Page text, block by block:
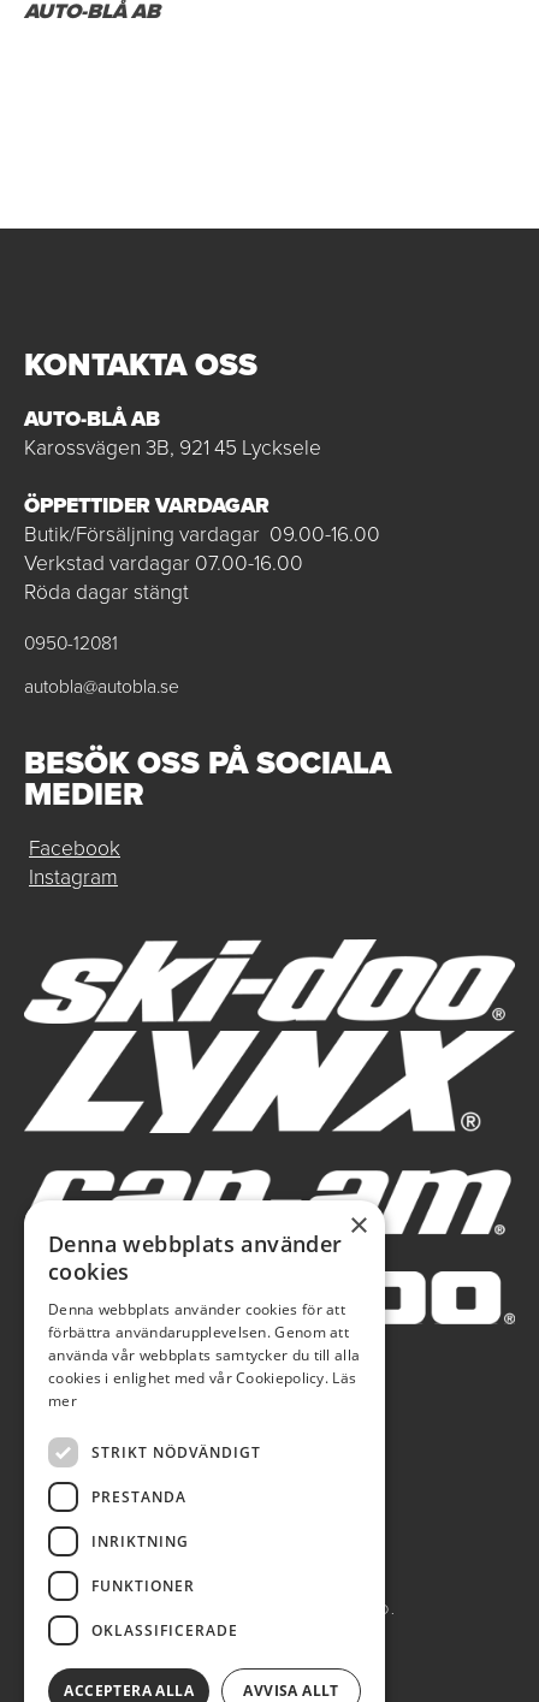
AUTO-BLÅ AB
KONTAKTA OSS
AUTO-BLÅ AB
Karossvägen 3B, 921 45 Lycksele
ÖPPETTIDER VARDAGAR
Butik/Försäljning vardagar 09.00-16.00
Verkstad vardagar 07.00-16.00
Röda dagar stängt
0950-12081
autobla@autobla.se
BESÖK OSS PÅ SOCIALA
MEDIER
Facebook
Instagram
AUTOBLÅ AB 2026. ALL RIGHTS RESERVED.
POWERED BY EMPORI CMS
×
Denna webbplats använder
cookies
Denna webbplats använder cookies för att
förbättra användarupplevelsen. Genom att
använda vår webbplats samtycker du till alla
cookies i enlighet med vår Cookiepolicy. Läs
mer
STRIKT NÖDVÄNDIGT
PRESTANDA
INRIKTNING
FUNKTIONER
OKLASSIFICERADE
ACCEPTERA ALLA AVVISA ALLT